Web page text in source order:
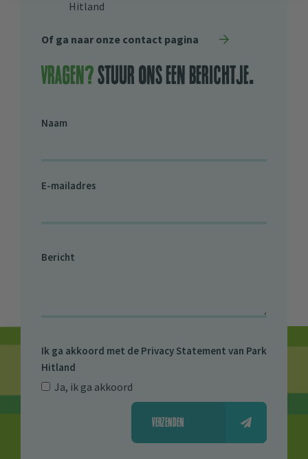
Hitland
Of ga naar onze contact pagina
Vragen?stuur ons een berichtje.
Naam
E-mailadres
Bericht
Ik ga akkoord met de Privacy Statement van Park
Hitland
Ja, ik ga akkoord
VERZENDEN